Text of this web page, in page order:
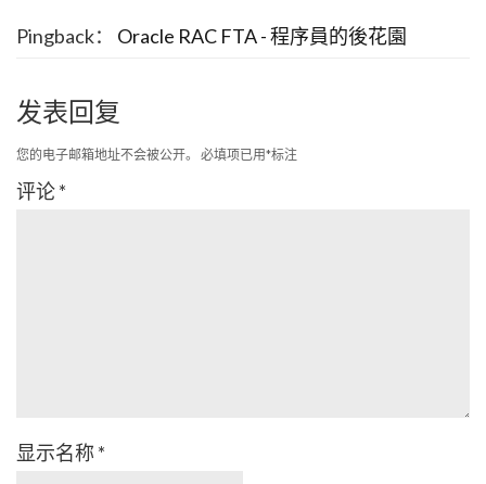
Pingback： Oracle RAC FTA - 程序員的後花園
发表回复
您的电子邮箱地址不会被公开。 必填项已用*标注
评论*
显示名称 *